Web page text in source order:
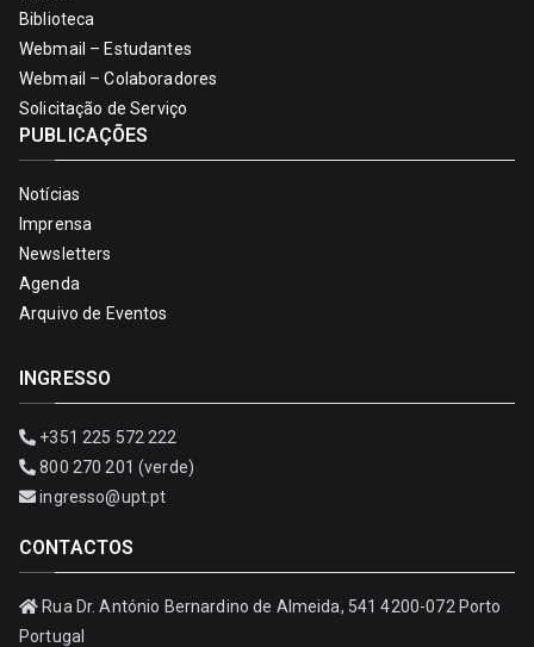
Biblioteca
Webmail – Estudantes
Webmail – Colaboradores
Solicitação de Serviço
PUBLICAÇÕES
Notícias
Imprensa
Newsletters
Agenda
Arquivo de Eventos
INGRESSO
+351 225 572 222
800 270 201 (verde)
ingresso@upt.pt
CONTACTOS
Rua Dr. António Bernardino de Almeida, 541 4200-072 Porto
Portugal